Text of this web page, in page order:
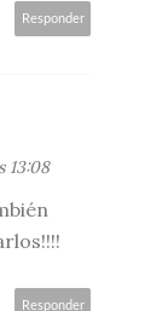
Responder
13:08
Responder